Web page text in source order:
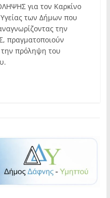
για τον Καρκίνο
των Δήμων που
την
πραγματοποιούν
την πρόληψη του